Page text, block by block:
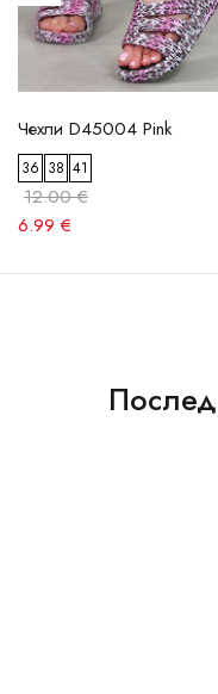
Чехли D45004 Pink
36 38 41
12.00 €
6.99 €